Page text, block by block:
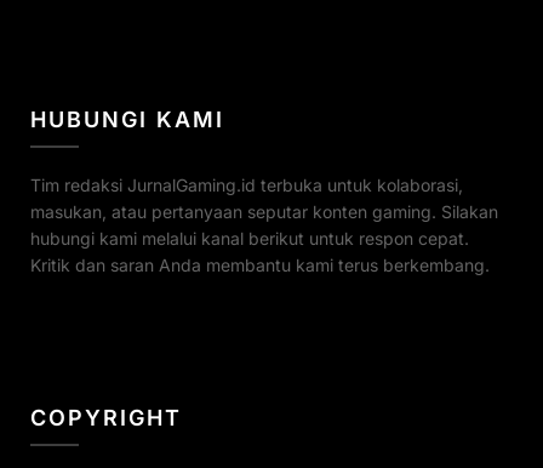
HUBUNGI KAMI
Tim redaksi JurnalGaming.id terbuka untuk kolaborasi,
masukan, atau pertanyaan seputar konten gaming. Silakan
hubungi kami melalui kanal berikut untuk respon cepat.
Kritik dan saran Anda membantu kami terus berkembang.
COPYRIGHT